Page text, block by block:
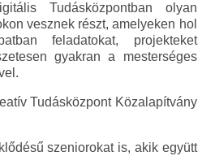
Tudásközpontban olyan
vesznek részt, amelyeken hol
feladatokat, projekteket
gyakran a mesterséges
Tudásközpont Közalapítvány
szeniorokat is, akik együtt